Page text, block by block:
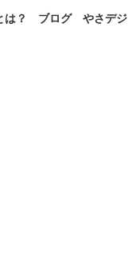
？ ブログ やさデジ